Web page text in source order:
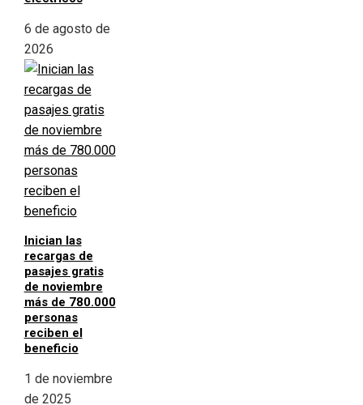
6 de agosto de
2026
Inician las
recargas de
pasajes gratis
de noviembre
más de 780.000
personas
reciben el
beneficio
1 de noviembre
de 2025